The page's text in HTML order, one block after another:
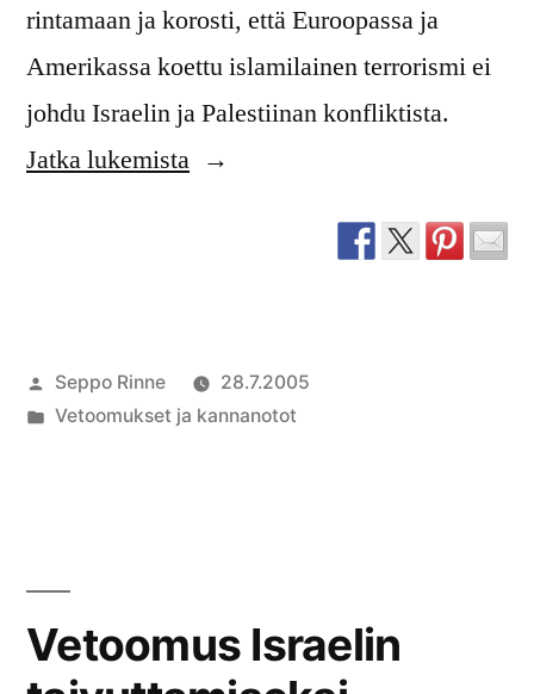
rintamaan ja korosti, että Euroopassa ja
Amerikassa koettu islamilainen terrorismi ei
johdu Israelin ja Palestiinan konfliktista.
Jatka lukemista”Huomautus
terrorismiohjelmasta”
Artikkelin
julkaisija
Seppo Rinne
28.7.2005
Julkaistu
Vetoomukset ja kannanotot
Vetoomus Israelin